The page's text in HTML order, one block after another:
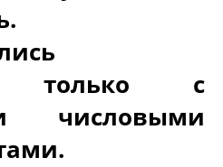
только с
числовыми